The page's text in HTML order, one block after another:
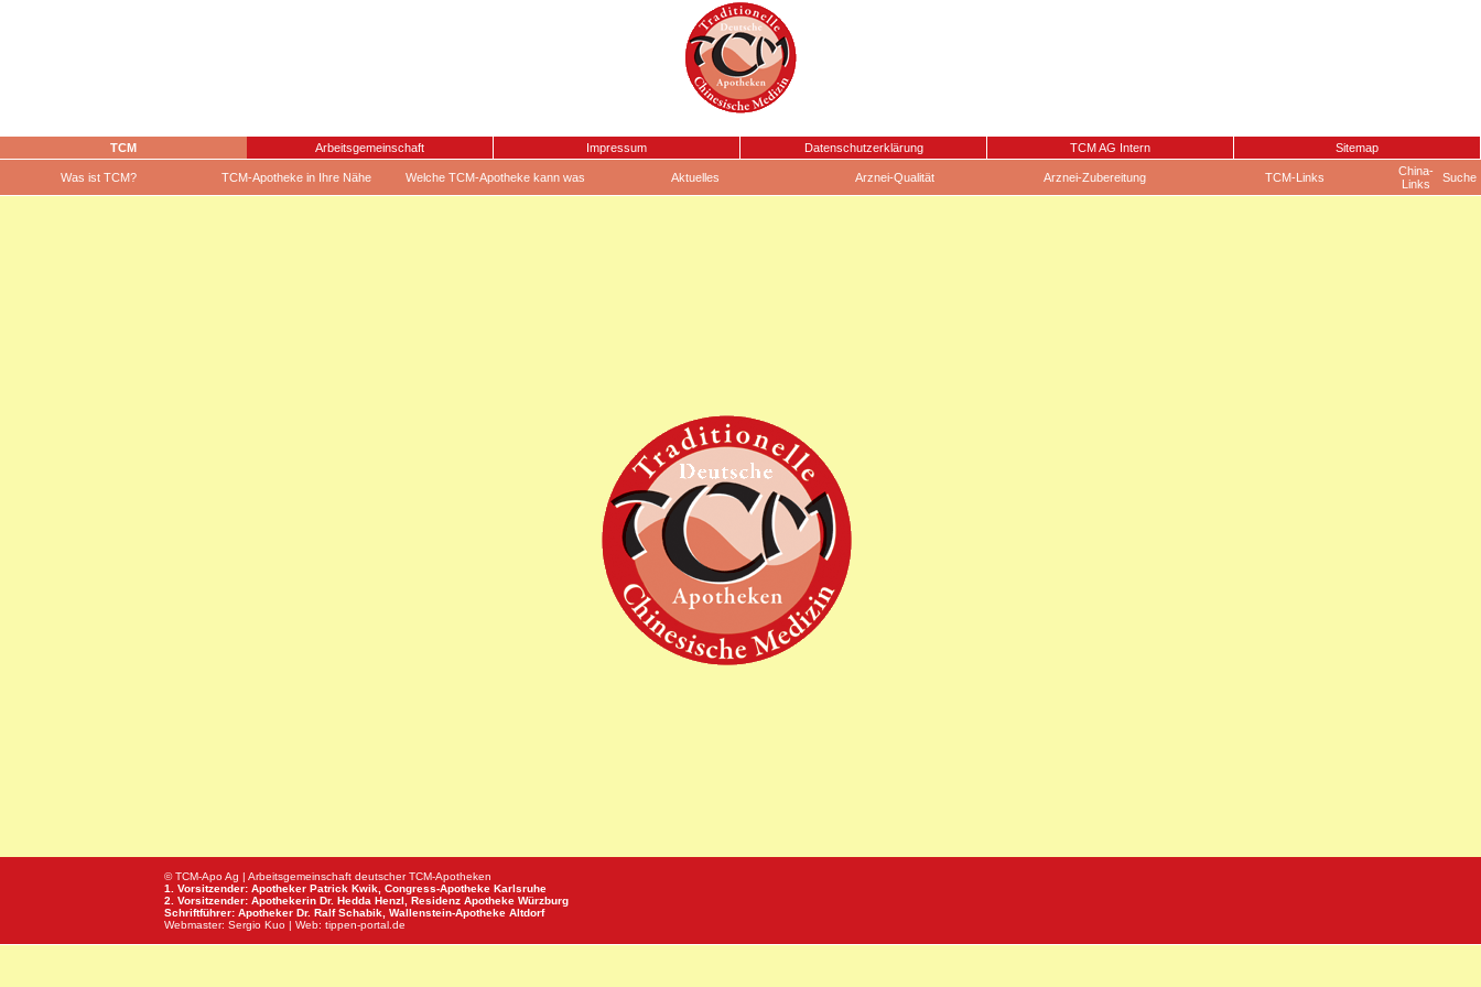
TCM Arbeitsgemeinschaft Impressum Datenschutzerklärung TCM AG Intern Sitemap
Was ist TCM? TCM-Apotheke in Ihre Nähe Welche TCM-Apotheke kann was Aktuelles Arznei-Qualität Arznei-Zubereitung TCM-Links
China-
Links
Suche
© TCM-Apo Ag | Arbeitsgemeinschaft deutscher TCM-Apotheken
1. Vorsitzender: Apotheker Patrick Kwik, Congress-Apotheke Karlsruhe
2. Vorsitzender: Apothekerin Dr. Hedda Henzl, Residenz Apotheke Würzburg
Schriftführer: Apotheker Dr. Ralf Schabik, Wallenstein-Apotheke Altdorf
Webmaster: Sergio Kuo | Web: tippen-portal.de